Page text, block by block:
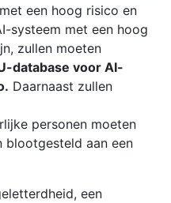
een hoog risico en
systeem met een hoog
zullen moeten
database voor AI-
Daarnaast zullen
personen moeten
blootgesteld aan een
een